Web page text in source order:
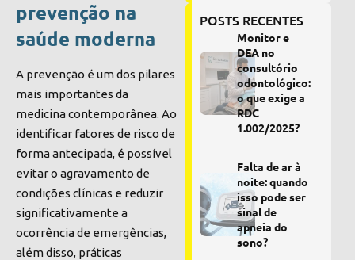
prevenção na
saúde moderna
A prevenção é um dos pilares
mais importantes da
medicina contemporânea. Ao
identificar fatores de risco de
forma antecipada, é possível
evitar o agravamento de
condições clínicas e reduzir
significativamente a
ocorrência de emergências,
além disso, práticas
POSTS RECENTES
Monitor e
DEA no
consultório
odontológico:
o que exige a
RDC
1.002/2025?
Falta de ar à
noite: quando
isso pode ser
sinal de
apneia do
sono?